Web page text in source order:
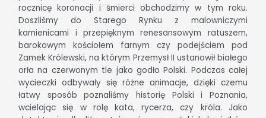
rocznicę koronacji i śmierci obchodzimy w tym roku.
Doszliśmy do Starego Rynku z malowniczymi
kamienicami i przepięknym renesansowym ratuszem,
barokowym kościołem farnym czy podejściem pod
Zamek Królewski, na którym Przemysł II ustanowił białego
orła na czerwonym tle jako godło Polski. Podczas całej
wycieczki odbywały się różne animacje, dzięki czemu
łatwy sposób poznaliśmy historię Polski i Poznania,
wcielając się w rolę kata, rycerza, czy króla. Jako